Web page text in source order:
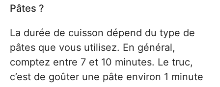
Pâtes ?
La durée de cuisson dépend du type de
pâtes que vous utilisez. En général,
comptez entre 7 et 10 minutes. Le truc,
c’est de goûter une pâte environ 1 minute